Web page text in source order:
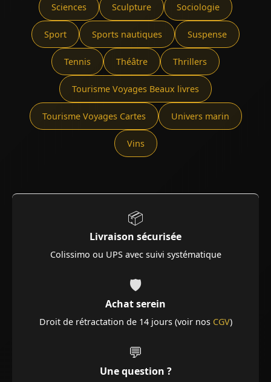
Sciences Sculpture Sociologie
Sport Sports nautiques Suspense
Tennis Théâtre Thrillers
Tourisme Voyages Beaux livres
Tourisme Voyages Cartes Univers marin
Vins
📦
Livraison sécurisée
Colissimo ou UPS avec suivi systématique
🛡️
Achat serein
Droit de rétractation de 14 jours (voir nos CGV)
💬
Une question ?